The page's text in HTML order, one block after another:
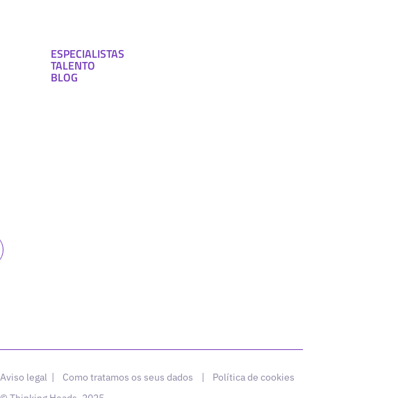
ESPECIALISTAS
TALENTO
BLOG
Aviso legal | Como tratamos os seus dados | Política de cookies